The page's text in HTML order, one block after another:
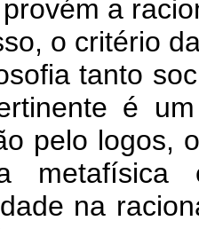
a
o critério
tanto
é
pelo logos,
na